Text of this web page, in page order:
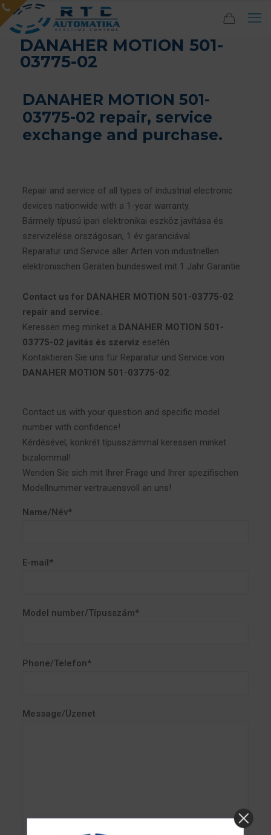
DANAHER MOTION 501-
03775-02
DANAHER MOTION 501-
03775-02 repair, service
exchange and purchase.
Repair and service of all types of industrial electronic
devices nationwide with a 1-year warranty.
Bármely típusú ipari elektronikai eszköz javítása és
szervizelése országosan, 1 év garanciával.
Reparatur und Service aller Arten von industriellen
elektronischen Geräten bundesweit mit 1 Jahr Garantie.
Contact us for DANAHER MOTION 501-03775-02
repair and service.
Keressen meg minket a DANAHER MOTION 501-
03775-02 javítás és szerviz esetén.
Kontaktieren Sie uns für Reparatur und Service von
DANAHER MOTION 501-03775-02.
Contact us with your question and specific model
number with confidence!
Kérdésével, konkrét típusszámmal keressen minket
bizalommal!
Wenden Sie sich mit Ihrer Frage und Ihrer spezifischen
Modellnummer vertrauensvoll an uns!
Name/Név*
E-mail*
Model number/Típusszám*
Phone/Telefon*
Message/Üzenet